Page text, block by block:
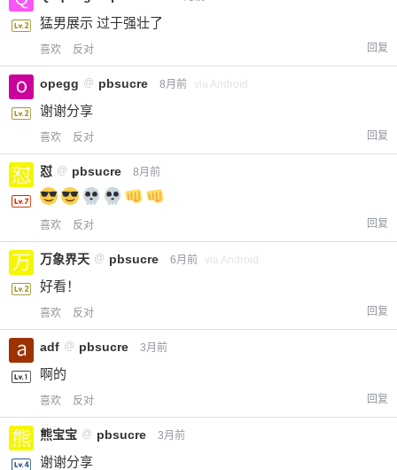
猛男展示 过于强壮了
喜欢 反对 回复
opegg @ pbsucre 8月前 via Android
谢谢分享
喜欢 反对 回复
怼 @ pbsucre 8月前
喜欢 反对 回复
万象界天 @ pbsucre 6月前 via Android
好看！
喜欢 反对 回复
adf @ pbsucre 3月前
啊的
喜欢 反对 回复
熊宝宝 @ pbsucre 3月前
谢谢分享